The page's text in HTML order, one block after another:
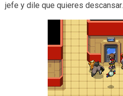
jefe y dile que quieres descansar.